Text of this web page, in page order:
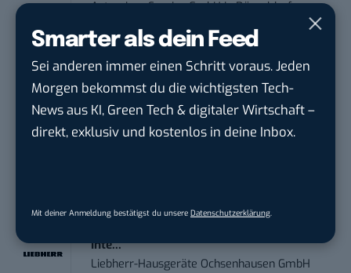
Smarter als dein Feed
Sei anderen immer einen Schritt voraus. Jeden
Morgen bekommst du die wichtigsten Tech-
News aus KI, Green Tech & digitaler Wirtschaft –
direkt, exklusiv und kostenlos in deine Inbox.
Mit deiner Anmeldung bestätigst du unsere Datenschutzerklärung.
Actemium Service GmbHinDüsseldorf
1&1inMontabaur, München
Marketing Specialist – AI & Content
Manag...
Inte...
Liebherr-Hausgeräte Ochsenhausen GmbH